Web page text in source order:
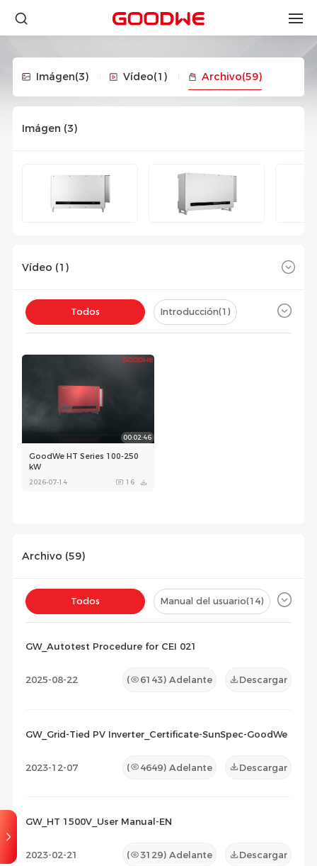
Imágen(3) Vídeo(1) Archivo(59)
Imágen (3)
Vídeo (1 )
Todos Introducción(1 )
00:02:46
GoodWe HT Series 100-250
kW
2026-07-14 16
Archivo (59)
Todos Manual del usuario(14)
GW_Autotest Procedure for CEI 021
2025-08-22 ( 6143) Adelante Descargar
GW_Grid-Tied PV Inverter_Certificate-SunSpec-GoodWe
2023-12-07 ( 4649) Adelante Descargar
GW_HT 1500V_User Manual-EN
2023-02-21 ( 3129) Adelante Descargar